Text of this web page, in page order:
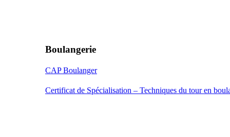
Boulangerie
CAP Boulanger
Certificat de Spécialisation – Techniques du tour en